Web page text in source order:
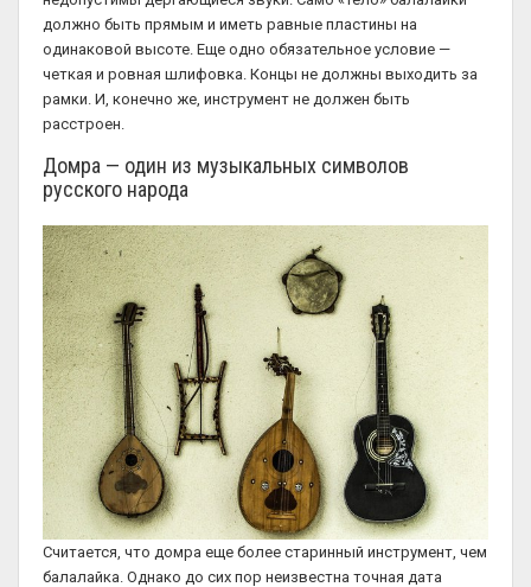
должно быть прямым и иметь равные пластины на
одинаковой высоте. Еще одно обязательное условие —
четкая и ровная шлифовка. Концы не должны выходить за
рамки. И, конечно же, инструмент не должен быть
расстроен.
Домра — один из музыкальных символов
русского народа
Считается, что домра еще более старинный инструмент, чем
балалайка. Однако до сих пор неизвестна точная дата